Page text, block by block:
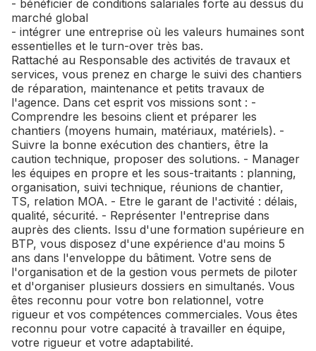
- bénéficier de conditions salariales forte au dessus du
marché global
- intégrer une entreprise où les valeurs humaines sont
essentielles et le turn-over très bas.
Rattaché au Responsable des activités de travaux et
services, vous prenez en charge le suivi des chantiers
de réparation, maintenance et petits travaux de
l'agence. Dans cet esprit vos missions sont : -
Comprendre les besoins client et préparer les
chantiers (moyens humain, matériaux, matériels). -
Suivre la bonne exécution des chantiers, être la
caution technique, proposer des solutions. - Manager
les équipes en propre et les sous-traitants : planning,
organisation, suivi technique, réunions de chantier,
TS, relation MOA. - Etre le garant de l'activité : délais,
qualité, sécurité. - Représenter l'entreprise dans
auprès des clients. Issu d'une formation supérieure en
BTP, vous disposez d'une expérience d'au moins 5
ans dans l'enveloppe du bâtiment. Votre sens de
l'organisation et de la gestion vous permets de piloter
et d'organiser plusieurs dossiers en simultanés. Vous
êtes reconnu pour votre bon relationnel, votre
rigueur et vos compétences commerciales. Vous êtes
reconnu pour votre capacité à travailler en équipe,
votre rigueur et votre adaptabilité.